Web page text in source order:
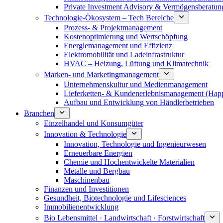
Private Investment Advisory &
Technologie-Ökosystem – Tech Bereiche
Prozess- & Projektmanagement
Kostenoptimierung und Wertschöpfung
Energiemanagement und Effizienz
Elektromobilität und Ladeinfrastruktur
HVAC – Heizung, Lüftung und Klimatechnik
Marken- und Marketingmanagement
Unternehmenskultur und Medienmanagement
Lieferketten- & Kundenerlebnismanagement
Aufbau und Entwicklung von Händlerbetrieben
Branchen
Einzelhandel und Konsumgüter
Innovation & Technologie
Innovation, Technologie und Ingenieurwesen
Erneuerbare Energien
Chemie und Hochentwickelte Materialien
Metalle und Bergbau
Maschinenbau
Finanzen und Investitionen
Gesundheit, Biotechnologie und Lifesciences
Immobilienentwicklung
Bio Lebensmittel · Landwirtschaft · Forstwirtschaft